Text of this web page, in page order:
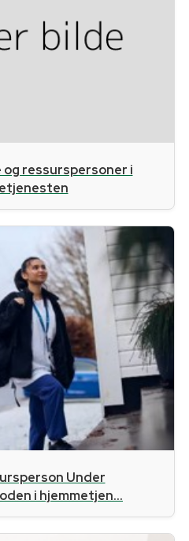
ressurspersoner i
Under
i hjemmetjen...